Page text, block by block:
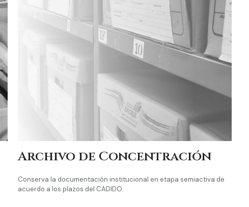
Archivo de Concentración
Conserva la documentación institucional en etapa semiactiva de
acuerdo a los plazos del CADIDO.